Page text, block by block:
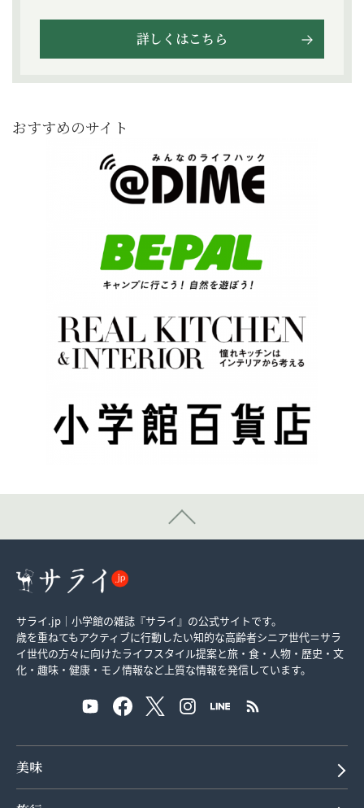
詳しくはこちら
おすすめのサイト
サライ.jp｜小学館の雑誌『サライ』の公式サイトです。
歳を重ねてもアクティブに行動したい知的な高齢者シニア世代＝サラ
イ世代の方々に向けたライフスタイル提案と旅・食・人物・歴史・文
化・趣味・健康・モノ情報など上質な情報を発信しています。
美味